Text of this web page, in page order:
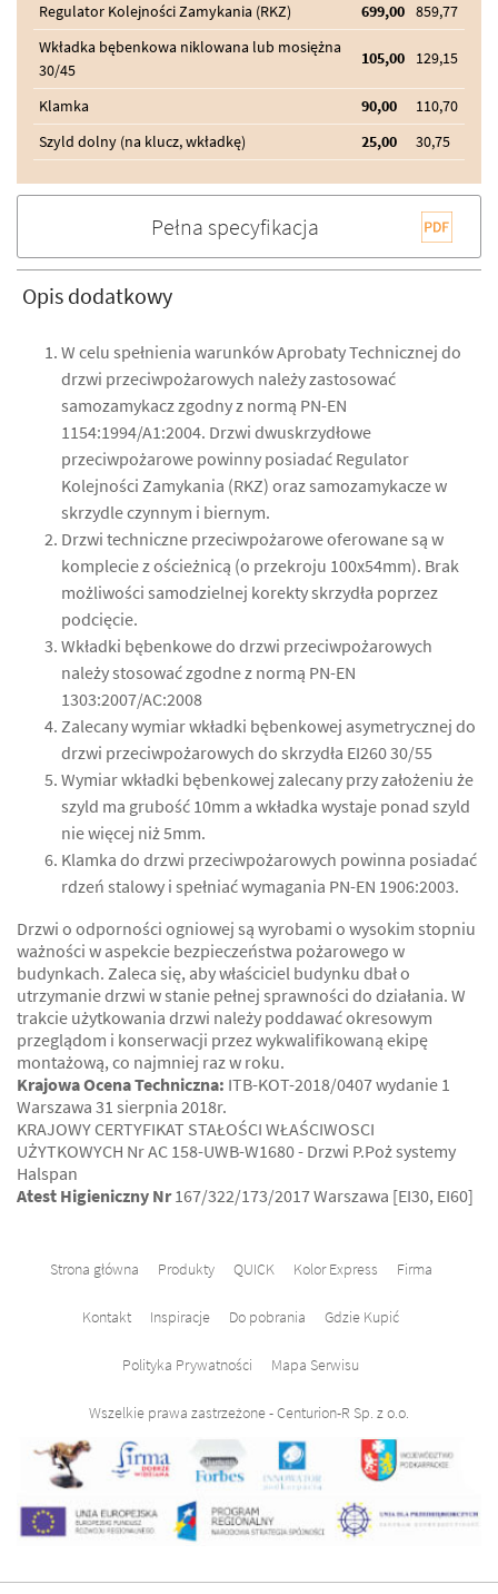
Regulator Kolejności Zamykania (RKZ)
699,00 859,77
Wkładka bębenkowa niklowana lub mosiężna
30/45
105,00 129,15
Klamka 90,00
110,70
Szyld dolny (na klucz, wkładkę)
25,00 30,75
Pełna specyfikacja
Opis dodatkowy
W celu spełnienia warunków Aprobaty Technicznej do
drzwi przeciwpożarowych należy zastosować
samozamykacz zgodny z normą PN-EN
1154:1994/A1:2004. Drzwi dwuskrzydłowe
przeciwpożarowe powinny posiadać Regulator
Kolejności Zamykania (RKZ) oraz samozamykacze w
skrzydle czynnym i biernym.
Drzwi techniczne przeciwpożarowe oferowane są w
komplecie z ościeżnicą (o przekroju 100x54mm). Brak
możliwości samodzielnej korekty skrzydła poprzez
podcięcie.
Wkładki bębenkowe do drzwi przeciwpożarowych
należy stosować zgodne z normą PN-EN
1303:2007/AC:2008
Zalecany wymiar wkładki bębenkowej asymetrycznej do
drzwi przeciwpożarowych do skrzydła EI260 30/55
Wymiar wkładki bębenkowej zalecany przy założeniu że
szyld ma grubość 10mm a wkładka wystaje ponad szyld
nie więcej niż 5mm.
Klamka do drzwi przeciwpożarowych powinna posiadać
rdzeń stalowy i spełniać wymagania PN-EN 1906:2003.
Drzwi o odporności ogniowej są wyrobami o wysokim stopniu
ważności w aspekcie bezpieczeństwa pożarowego w
budynkach. Zaleca się, aby właściciel budynku dbał o
utrzymanie drzwi w stanie pełnej sprawności do działania. W
trakcie użytkowania drzwi należy poddawać okresowym
przeglądom i konserwacji przez wykwalifikowaną ekipę
montażową, co najmniej raz w roku.
Krajowa Ocena Techniczna: ITB-KOT-2018/0407 wydanie 1
Warszawa 31 sierpnia 2018r.
KRAJOWY CERTYFIKAT STAŁOŚCI WŁAŚCIWOSCI
UŻYTKOWYCH Nr AC 158-UWB-W1680 - Drzwi P.Poż systemy
Halspan
Atest Higieniczny Nr167/322/173/2017 Warszawa [EI30, EI60]
Strona główna Produkty QUICK Kolor Express Firma
Kontakt Inspiracje Do pobrania Gdzie Kupić
Polityka Prywatności Mapa Serwisu
Wszelkie prawa zastrzeżone - Centurion-R Sp. z o.o.